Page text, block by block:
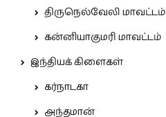
திருநெல்வேலி மாவட்டம்
கன்னியாகுமரி மாவட்டம்
இந்தியக் கிளைகள்
கர்நாடகா
அந்தமான்